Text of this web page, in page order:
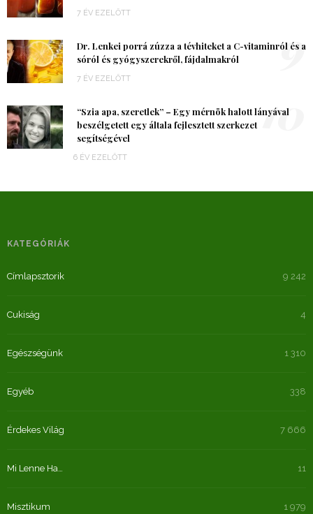
7 ÉV EZELŐTT
Dr. Lenkei porrá zúzza a tévhiteket a C-vitaminról és a
sóról és gyógyszerekről, fájdalmakról
7 ÉV EZELŐTT
9
“Szia apa, szeretlek” – Egy mérnök halott lányával
beszélgetett egy általa fejlesztett szerkezet
segítségével
6 ÉV EZELŐTT
10
KATEGÓRIÁK
Címlapsztorik 9 242
Cukiság 4
Egészségünk 1 310
Egyéb 338
Érdekes Világ 7 666
Mi Lenne Ha… 11
Misztikum 1 979